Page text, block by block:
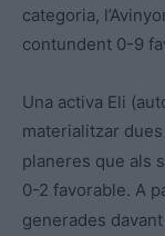
categoria,
contundent 0-9
Una activa Eli
materialitzar
planeres que als
0-2 favorable. A
generades